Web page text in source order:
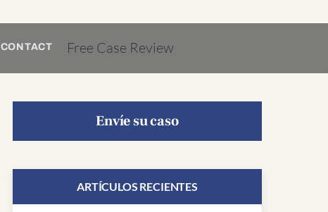
CONTACT Free Case Review
Envíe su caso
ARTÍCULOS RECIENTES